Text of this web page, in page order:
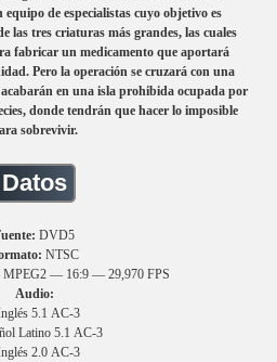
de especialistas cuyo objetivo es
las tres criaturas más grandes, las cuales
fabricar un medicamento que aportará
Pero la operación se cruzará con una
en una isla prohibida ocupada por
donde tendrán que hacer lo imposible
sobrevivir.
Datos
DVD5
NTSC
— 16:9 — 29,970 FPS
Audio:
5.1 AC-3
Latino 5.1 AC-3
2.0 AC-3